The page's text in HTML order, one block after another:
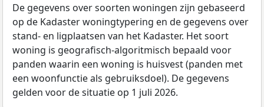
De gegevens over soorten woningen zijn gebaseerd
op de Kadaster woningtypering en de gegevens over
stand- en ligplaatsen van het Kadaster. Het soort
woning is geografisch-algoritmisch bepaald voor
panden waarin een woning is huisvest (panden met
een woonfunctie als gebruiksdoel). De gegevens
gelden voor de situatie op 1 juli 2026.